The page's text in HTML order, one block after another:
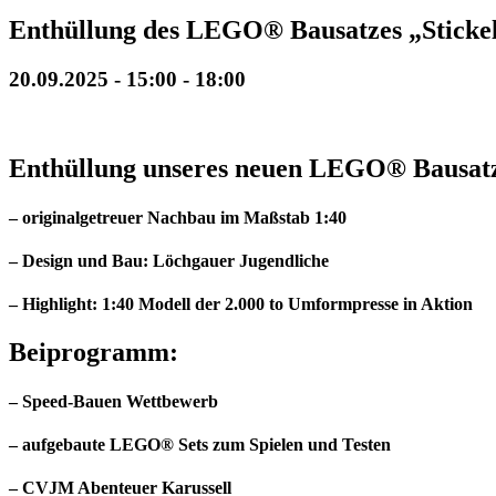
Enthüllung des LEGO® Bausatzes
20.09.2025 - 15:00 - 18:00
Enthüllung unseres neuen LEGO®
–originalgetreuer Nachbau im Maßstab 1:40
– Design und Bau: Löchgauer Jugendliche
–Highlight: 1:40 Modell der 2.000 to Umformpresse in Aktion
Beiprogramm:
– Speed-Bauen Wettbewerb
– aufgebaute LEGO® Sets zum Spielen und Testen
– CVJM Abenteuer Karussell